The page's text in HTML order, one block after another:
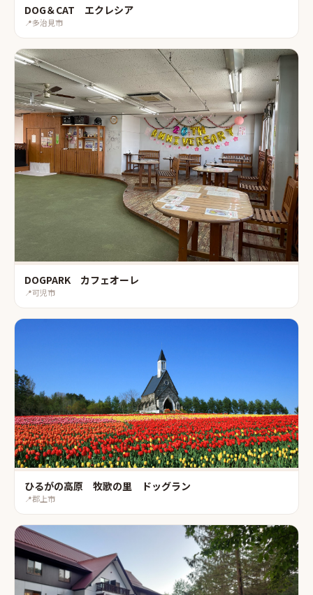
DOG＆CAT エクレシア
📍多治見市
DOGPARK カフェオーレ
📍可児市
ひるがの高原 牧歌の里 ドッグラン
📍郡上市